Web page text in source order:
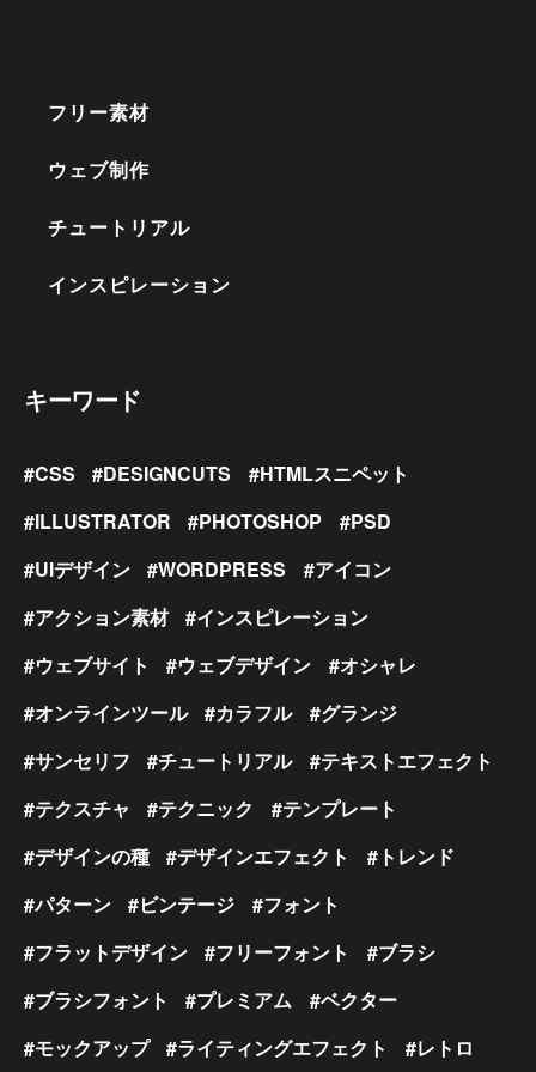
フリー素材
ウェブ制作
チュートリアル
インスピレーション
キーワード
CSS DESIGNCUTS
HTMLスニペット
ILLUSTRATOR
PHOTOSHOP
PSD
UIデザイン
WORDPRESS
アイコン
アクション素材
インスピレーション
ウェブサイト
ウェブデザイン
オシャレ
オンラインツール
カラフル
グランジ
サンセリフ
チュートリアル
テキストエフェクト
テクスチャ
テクニック
テンプレート
デザインの種
デザインエフェクト
トレンド
パターン
ビンテージ
フォント
フラットデザイン
フリーフォント
ブラシ
ブラシフォント
プレミアム
ベクター
モックアップ
ライティングエフェクト
レトロ